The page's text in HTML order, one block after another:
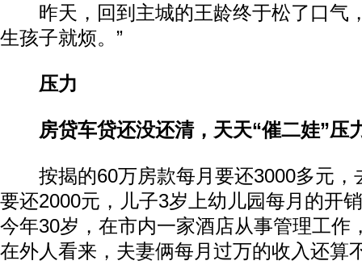
昨天，回到主城的王龄终于松了口气
生孩子就烦。”
压力
房贷车贷还没还清，天天“催二娃”压
按揭的60万房款每月要还3000多元，
要还2000元，儿子3岁上幼儿园每月的
今年30岁，在市内一家酒店从事管理工作
在外人看来，夫妻俩每月过万的收入还算